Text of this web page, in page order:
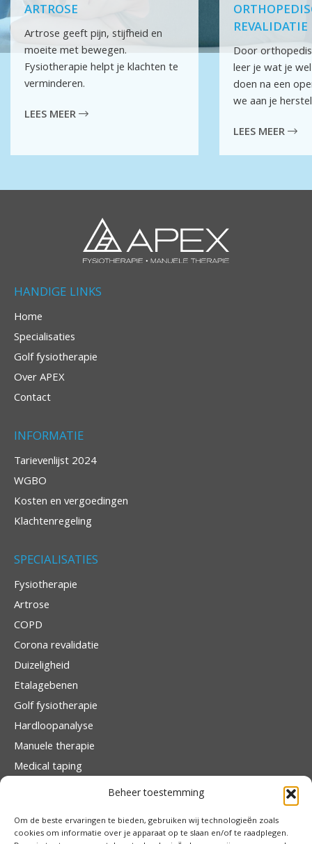
Beheer toestemming
Om de beste ervaringen te bieden, gebruiken wij technologieën zoals
cookies om informatie over je apparaat op te slaan en/of te raadplegen.
ARTROSE
Artrose geeft pijn, stijfheid en
moeite met bewegen.
Fysiotherapie helpt je klachten te
verminderen.
LEES MEER
REVALIDATIE
Door
leer je wat je
doen na een
we aan je
LEES MEER
HANDIGE LINKS
Home
Specialisaties
Golf fysiotherapie
Over APEX
Contact
INFORMATIE
Tarievenlijst 2024
WGBO
Kosten en vergoedingen
Klachtenregeling
SPECIALISATIES
Fysiotherapie
Artrose
COPD
Corona revalidatie
Duizeligheid
Etalagebenen
Golf fysiotherapie
Hardloopanalyse
Manuele therapie
Medical taping
Orthopedische revalidatie
Traumatologie